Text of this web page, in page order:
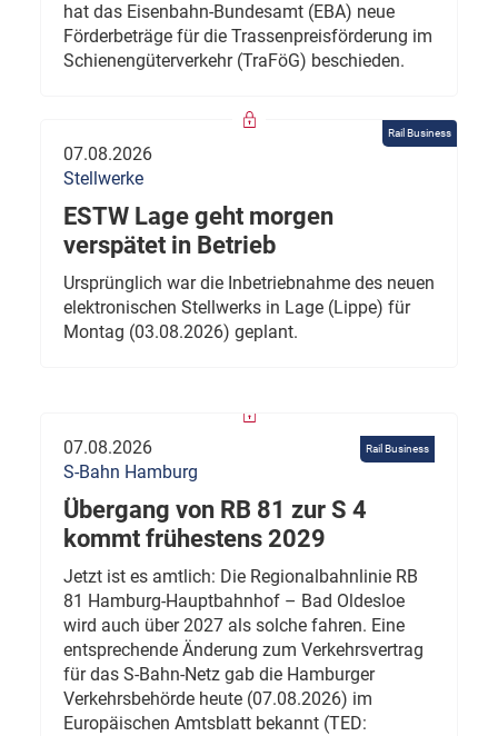
hat das Eisenbahn-Bundesamt (EBA) neue
Förderbeträge für die Trassenpreisförderung im
Schienengüterverkehr (TraFöG) beschieden.
Rail Business
07.08.2026
Stellwerke
ESTW Lage geht morgen
verspätet in Betrieb
Ursprünglich war die Inbetriebnahme des neuen
elektronischen Stellwerks in Lage (Lippe) für
Montag (03.08.2026) geplant.
Rail Business
07.08.2026
S-Bahn Hamburg
Übergang von RB 81 zur S 4
kommt frühestens 2029
Jetzt ist es amtlich: Die Regionalbahnlinie RB
81 Hamburg-Hauptbahnhof – Bad Oldesloe
wird auch über 2027 als solche fahren. Eine
entsprechende Änderung zum Verkehrsvertrag
für das S-Bahn-Netz gab die Hamburger
Verkehrsbehörde heute (07.08.2026) im
Europäischen Amtsblatt bekannt (TED: